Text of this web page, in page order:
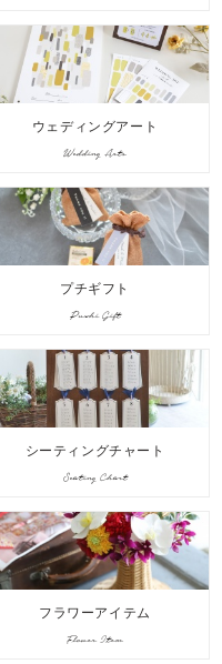
ウェディングアート
Wedding Arts
プチギフト
Puchi Gift
シーティングチャート
Seating Chart
フラワーアイテム
Flower Item